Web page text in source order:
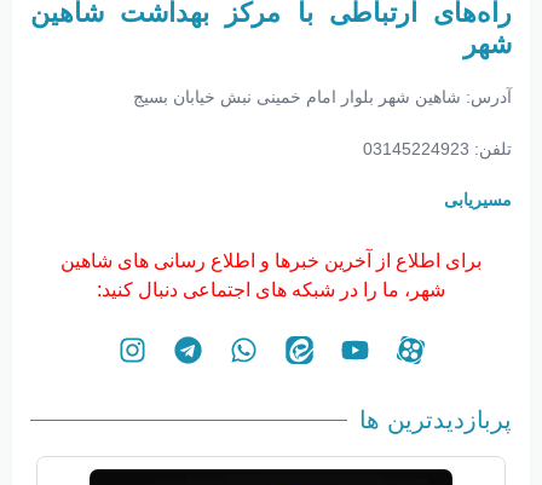
راه‌های ارتباطی با مرکز بهداشت شاهین
شهر
آدرس: شاهین شهر بلوار امام خمینی نبش خیابان بسیج
تلفن: 03145224923
مسیریابی
برای اطلاع از آخرین خبرها و اطلاع رسانی های شاهین
شهر، ما را در شبکه های اجتماعی دنبال کنید:
پربازدیدترین ها